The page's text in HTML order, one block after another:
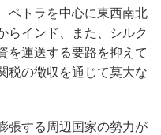
ペトラを中心に東西南北
らインド、また、シルク
を運送する要路を抑えて
税の徴収を通じて莫大な
張する周辺国家の勢力が